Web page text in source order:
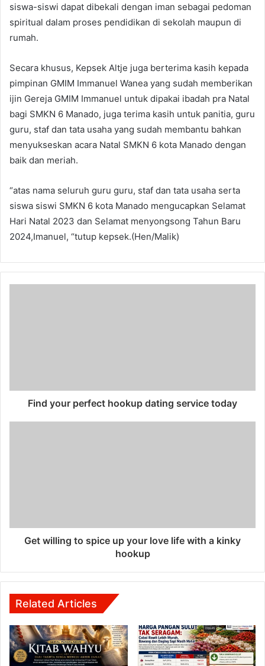
siswa-siswi dapat dibekali dengan iman sebagai pedoman
spiritual dalam proses pendidikan di sekolah maupun di
rumah.
Secara khusus, Kepsek Altje juga berterima kasih kepada
pimpinan GMIM Immanuel Wanea yang sudah memberikan
ijin Gereja GMIM Immanuel untuk dipakai ibadah pra Natal
bagi SMKN 6 Manado, juga terima kasih untuk panitia, guru
guru, staf dan tata usaha yang sudah membantu bahkan
menyukseskan acara Natal SMKN 6 kota Manado dengan
baik dan meriah.
“atas nama seluruh guru guru, staf dan tata usaha serta
siswa siswi SMKN 6 kota Manado mengucapkan Selamat
Hari Natal 2023 dan Selamat menyongsong Tahun Baru
2024,Imanuel, “tutup kepsek.(Hen/Malik)
Find your perfect hookup dating service today
Get willing to spice up your love life with a kinky
hookup
Related Articles